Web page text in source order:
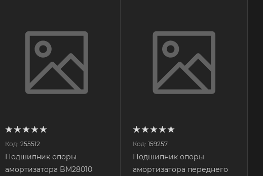
Код: 255512
Подшипник опоры
амортизатора BM28010
Код: 159257
Подшипник опоры
амортизатора переднего